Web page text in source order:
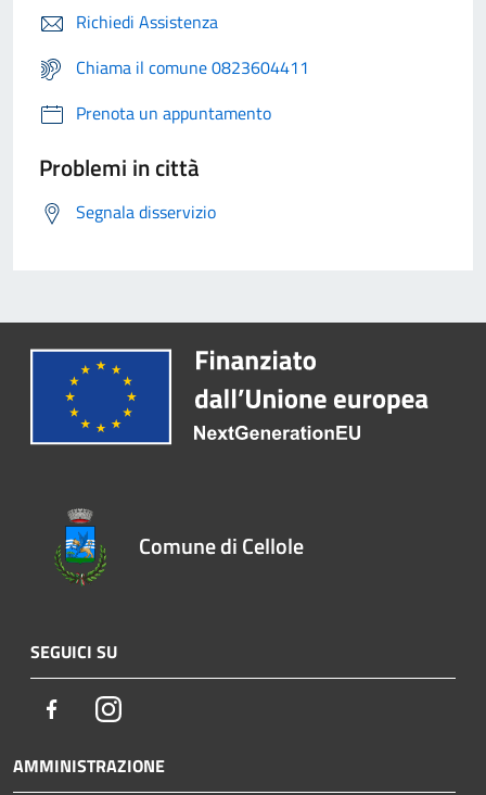
Richiedi Assistenza
Chiama il comune 0823604411
Prenota un appuntamento
Problemi in città
Segnala disservizio
Comune di Cellole
SEGUICI SU
FacebookInstagram
AMMINISTRAZIONE